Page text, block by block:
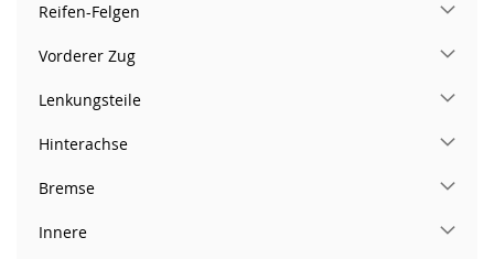
Reifen-Felgen
Vorderer Zug
Lenkungsteile
Hinterachse
Bremse
Innere